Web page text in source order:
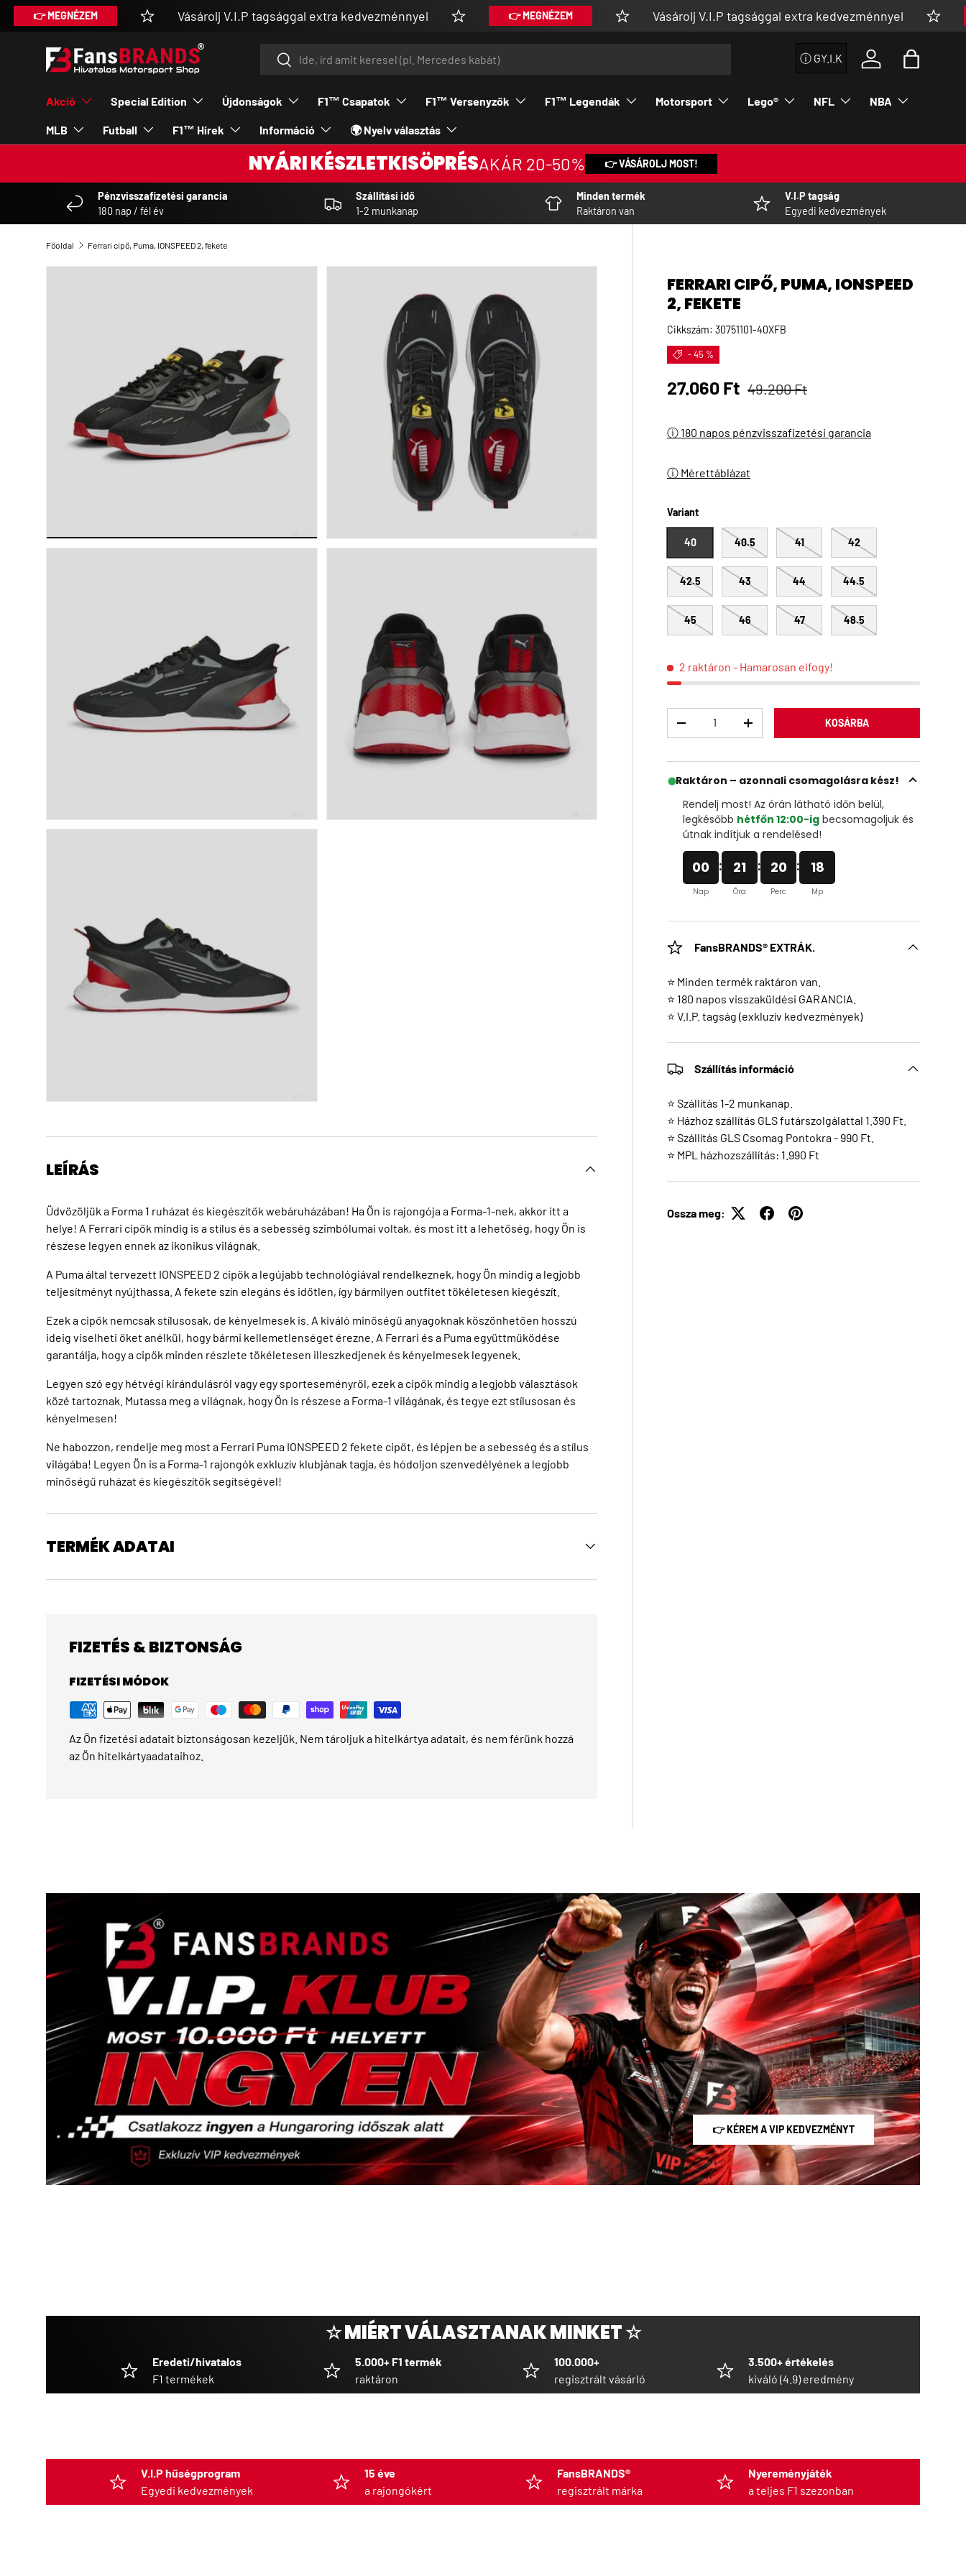
UGRÁS A TARTALOMRA
Vásárolj V.I.P tagsággal extra kedvezménnyel 👉 MEGNÉZEM Vásárolj V.I.P tagsággal extra kedvezménnyel 👉
KeresésKeresés ⓘ GY.I.K
Bejelentkezés a
Táska
Akció Special Edition Újdonságok F1™ Csapatok F1™ Versenyzők F1™ Legendák Motorsport Lego® NFL NBA
MLB Futball F1™ Hírek Információ 🌍 Nyelv választás
NYÁRI KÉSZLETKISÖPRÉSAKÁR 20-50% 👉 VÁSÁROLJ MOST!
Pénzvisszafizetési garancia
180 nap / fél év
Szállítási idő
1-2 munkanap
Minden termék
Raktáron van
V.I.P tagság
Egyedi kedvezmények
Főoldal Ferrari cipő, Puma, IONSPEED 2, fekete
FERRARI CIPŐ, PUMA, IONSPEED
2, FEKETE
Cikkszám: 30751101-40XFB
- 45 %
Eladási ár
27.060 Ft Normál ár
49.200 Ft
ⓘ 180 napos pénzvisszafizetési garancia
ⓘ Mérettáblázat
Variant
40 40.5 41 42
42.5 43 44 44.5
45 46 47 48.5
2 raktáron - Hamarosan elfogy!
KOSÁRBA
Raktáron – azonnali csomagolásra kész!
Rendelj most! Az órán látható időn belül,
legkésőbb hétfőn 12:00-ig becsomagoljuk és
útnak indítjuk a rendelésed!
00
Nap
: 21
Óra
: 20
Perc
: 17
Mp
FansBRANDS® EXTRÁK.
⭐ Minden termék raktáron van.
⭐ 180 napos visszaküldési GARANCIA.
⭐ V.I.P. tagság (exkluzív kedvezmények)
Szállítás információ
⭐ Szállítás 1-2 munkanap.
⭐ Házhoz szállítás GLS futárszolgálattal 1.390 Ft.
⭐ Szállítás GLS Csomag Pontokra - 990 Ft.
⭐ MPL házhozszállítás: 1.990 Ft
Ossza meg:
LEÍRÁS
Üdvözöljük a Forma 1 ruházat és kiegészítők webáruházában! Ha Ön is rajongója a Forma-1-nek, akkor itt a
helye! A Ferrari cipők mindig is a stílus és a sebesség szimbólumai voltak, és most itt a lehetőség, hogy Ön is
részese legyen ennek az ikonikus világnak.
A Puma által tervezett IONSPEED 2 cipők a legújabb technológiával rendelkeznek, hogy Ön mindig a legjobb
teljesítményt nyújthassa. A fekete szín elegáns és időtlen, így bármilyen outfitet tökéletesen kiegészít.
Ezek a cipők nemcsak stílusosak, de kényelmesek is. A kiváló minőségű anyagoknak köszönhetően hosszú
ideig viselheti őket anélkül, hogy bármi kellemetlenséget érezne. A Ferrari és a Puma együttműködése
garantálja, hogy a cipők minden részlete tökéletesen illeszkedjenek és kényelmesek legyenek.
Legyen szó egy hétvégi kirándulásról vagy egy sporteseményről, ezek a cipők mindig a legjobb választások
közé tartoznak. Mutassa meg a világnak, hogy Ön is részese a Forma-1 világának, és tegye ezt stílusosan és
kényelmesen!
Ne habozzon, rendelje meg most a Ferrari Puma IONSPEED 2 fekete cipőt, és lépjen be a sebesség és a stílus
világába! Legyen Ön is a Forma-1 rajongók exkluzív klubjának tagja, és hódoljon szenvedélyének a legjobb
minőségű ruházat és kiegészítők segítségével!
TERMÉK ADATAI
FIZETÉS & BIZTONSÁG
FIZETÉSI MÓDOK
Az Ön fizetési adatait biztonságosan kezeljük. Nem tároljuk a hitelkártya adatait, és nem férünk hozzá
az Ön hitelkártyaadataihoz.
👉 KÉREM A VIP KEDVEZMÉNYT
☆ MIÉRT VÁLASZTANAK MINKET ☆
Eredeti/hivatalos
F1 termékek
5.000+ F1 termék
raktáron
100.000+
regisztrált vásárló
3.500+ értékelés
kiváló (4.9) eredmény
V.I.P hűségprogram
Egyedi kedvezmények
15 éve
a rajongókért
FansBRANDS®
regisztrált márka
Nyereményjáték
a teljes F1 szezonban